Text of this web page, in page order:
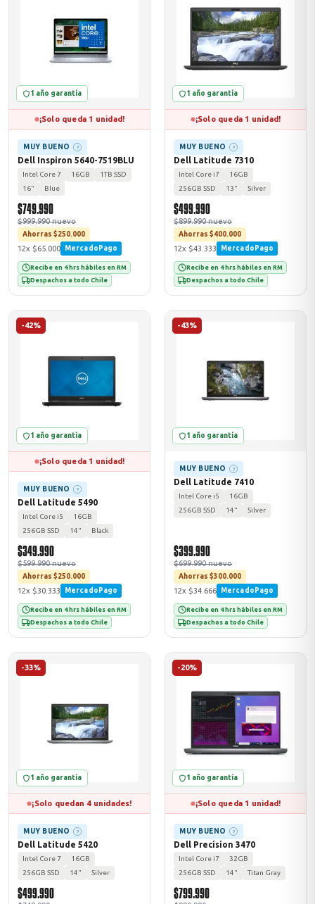
1 año garantía
¡Solo queda 1 unidad!
MUY BUENO ?
Dell Inspiron 5640-7519BLU
Intel Core 7 16GB
1TB SSD
16"
Blue
$749.990
$999.990 nuevo
Ahorras $250.000
12x $65.000 MercadoPago
Recibe en 4 hrs hábiles en RM
Despachos a todo Chile
1 año garantía
¡Solo queda 1 unidad!
MUY BUENO ?
Dell Latitude 7310
Intel Core i7
16GB
256GB SSD
13" Silver
$499.990
$899.990 nuevo
Ahorras $400.000
12x $43.333 MercadoPago
Recibe en 4 hrs hábiles en RM
Despachos a todo Chile
-42%
1 año garantía
¡Solo queda 1 unidad!
MUY BUENO ?
Dell Latitude 5490
Intel Core i5
16GB
256GB SSD
14" Black
$349.990
$599.990 nuevo
Ahorras $250.000
12x $30.333 MercadoPago
Recibe en 4 hrs hábiles en RM
Despachos a todo Chile
-43%
1 año garantía
MUY BUENO ?
Dell Latitude 7410
Intel Core i5
16GB
256GB SSD
14" Silver
$399.990
$699.990 nuevo
Ahorras $300.000
12x $34.666 MercadoPago
Recibe en 4 hrs hábiles en RM
Despachos a todo Chile
-33%
1 año garantía
¡Solo quedan 4 unidades!
MUY BUENO ?
Dell Latitude 5420
Intel Core 7
16GB
256GB SSD
14" Silver
$499.990
-20%
1 año garantía
¡Solo queda 1 unidad!
MUY BUENO ?
Dell Precision 3470
Intel Core i7
32GB
256GB SSD
14" Titan Gray
$799.990